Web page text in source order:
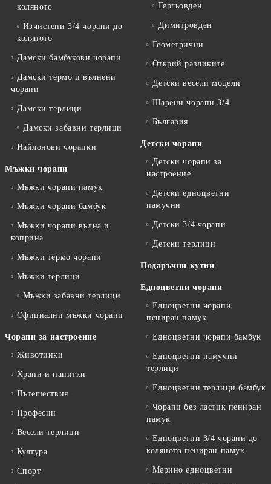
коляното
Изчистени 3/4 чорапи до
коляното
Дамски бамбукови чорапи
Дамски термо и вълнени
чорапи
Дамски терлици
Дамски забавни терлици
Найлонови чорапки
Мъжки чорапи
Мъжки чорапи памук
Мъжки чорапи бамбук
Мъжки чорапи вълна и
коприна
Мъжки термо чорапи
Мъжки терлици
Мъжки забавни терлици
Официални мъжки чорапи
Чорапи за настроение
Животинки
Храни и напитки
Пътешествия
Професии
Весели терлици
Култура
Спорт
Гергьовден
Димитровден
Геометрични
Открий разликите
Детски весели модели
Шарени чорапи 3/4
България
Детски чорапи
Детски чорапи за
настроение
Детски едноцветни
памучни
Детски 3/4 чорапи
Детски терлици
Подаръчни кутии
Едноцветни чорапи
Едноцветни чорапи
пениран памук
Едноцветни чорапи бамбук
Едноцветни памучни
терлици
Едноцветни терлици бамбук
Чорапи без ластик пениран
памук
Едноцветни 3/4 чорапи до
коляното пениран памук
Мерино едноцветни